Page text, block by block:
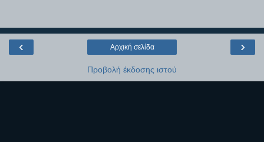
‹ ›
Αρχική σελίδα
Προβολή έκδοσης ιστού